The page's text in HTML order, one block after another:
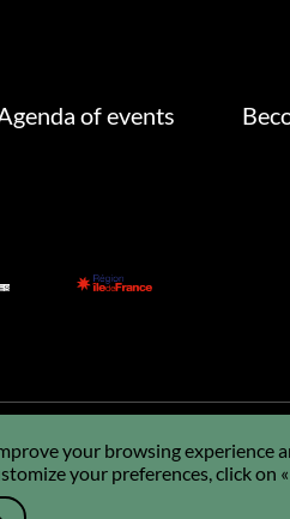
your browsing experience
your preferences, click on
of events
cookies Sitemap Q&A